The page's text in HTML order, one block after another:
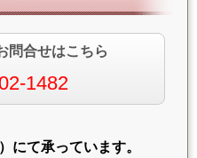
お問合せはこちら
1482
にて承っています。